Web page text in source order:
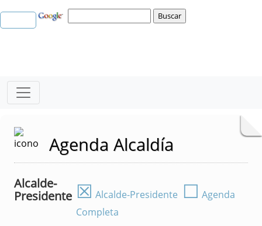
Agenda Alcaldía
Alcalde-
Presidente ☒ Alcalde-Presidente ☐ Agenda
Completa